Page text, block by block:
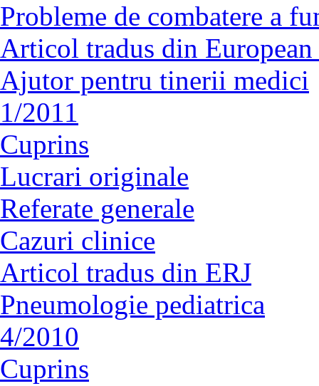
Probleme de combatere a
Articol tradus din
Ajutor pentru tinerii medici
1/2011
Cuprins
Lucrari originale
Referate generale
Cazuri clinice
Articol tradus din ERJ
Pneumologie pediatrica
4/2010
Cuprins